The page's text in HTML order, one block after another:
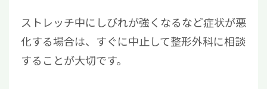
ストレッチ中にしびれが強くなるなど症状が悪
化する場合は、すぐに中止して整形外科に相談
することが大切です。